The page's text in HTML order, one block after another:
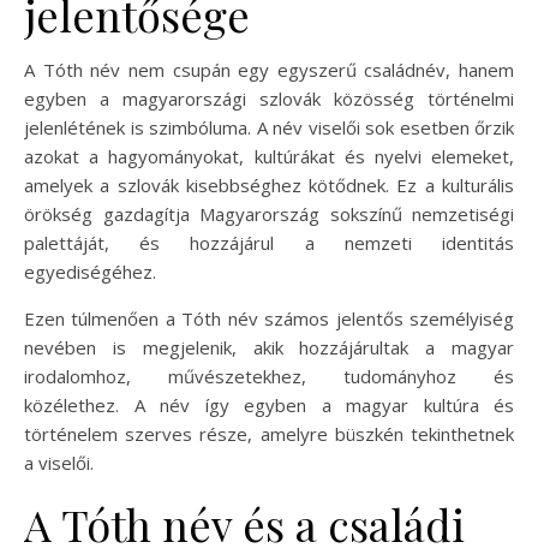
jelentősége
A Tóth név nem csupán egy egyszerű családnév, hanem
egyben a magyarországi szlovák közösség történelmi
jelenlétének is szimbóluma. A név viselői sok esetben őrzik
azokat a hagyományokat, kultúrákat és nyelvi elemeket,
amelyek a szlovák kisebbséghez kötődnek. Ez a kulturális
örökség gazdagítja Magyarország sokszínű nemzetiségi
palettáját, és hozzájárul a nemzeti identitás
egyediségéhez.
Ezen túlmenően a Tóth név számos jelentős személyiség
nevében is megjelenik, akik hozzájárultak a magyar
irodalomhoz, művészetekhez, tudományhoz és
közélethez. A név így egyben a magyar kultúra és
történelem szerves része, amelyre büszkén tekinthetnek
a viselői.
A Tóth név és a családi